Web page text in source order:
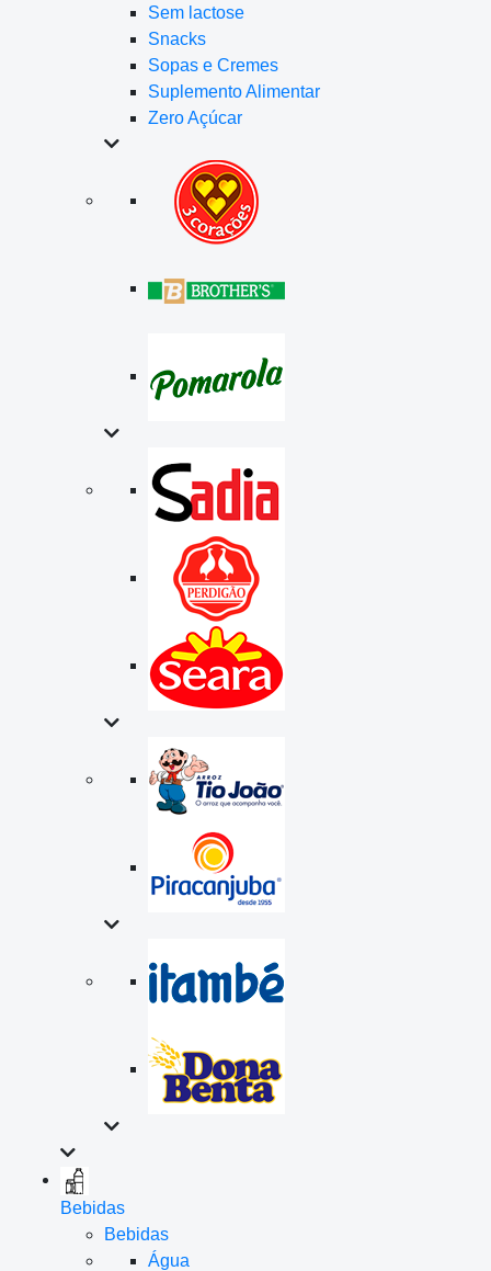
Sem lactose
Snacks
Sopas e Cremes
Suplemento Alimentar
Zero Açúcar
Bebidas
Bebidas
Água